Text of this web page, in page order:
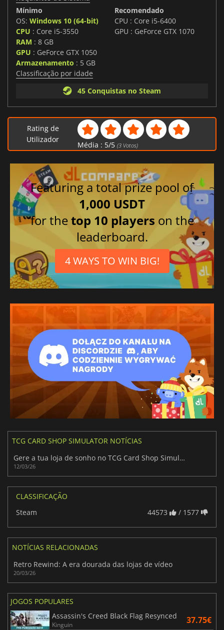
Mínimo
OS: Windows 10 (64-bit)
CPU : Core i5-3550
RAM : 8 GB
GPU : GeForce GTX 1050
Armazenamento : 5 GB
Recomendado
CPU : Core i5-6400
GPU : GeForce GTX 1070
Classificação por idade
45 Conquistas no Steam
Rating de
Utilizador
Média : 5/5 (3Votos)
Featuring a total prize pool of
1,000 USDT
for thetop 10 players on the
leaderboard.
4 WAYS TO WIN BIG!
TCG CARD SHOP SIMULATOR NOTÍCIAS
Gere a tua loja de sonho no TCG Card Shop Simulator
12/03/26
CLASSIFICAÇÃO
Steam
44573 / 1577
NOTÍCIAS RELACIONADAS
Retro Rewind: A era dourada das lojas de vídeo
20/03/26
JOGOS POPULARES
Assassin's Creed Black Flag Resynced
Kinguin 37.75€